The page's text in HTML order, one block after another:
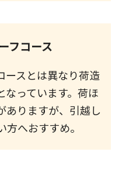
フコース
ースとは異なり荷造
なっています。荷ほ
ありますが、引越し
へおすすめ。